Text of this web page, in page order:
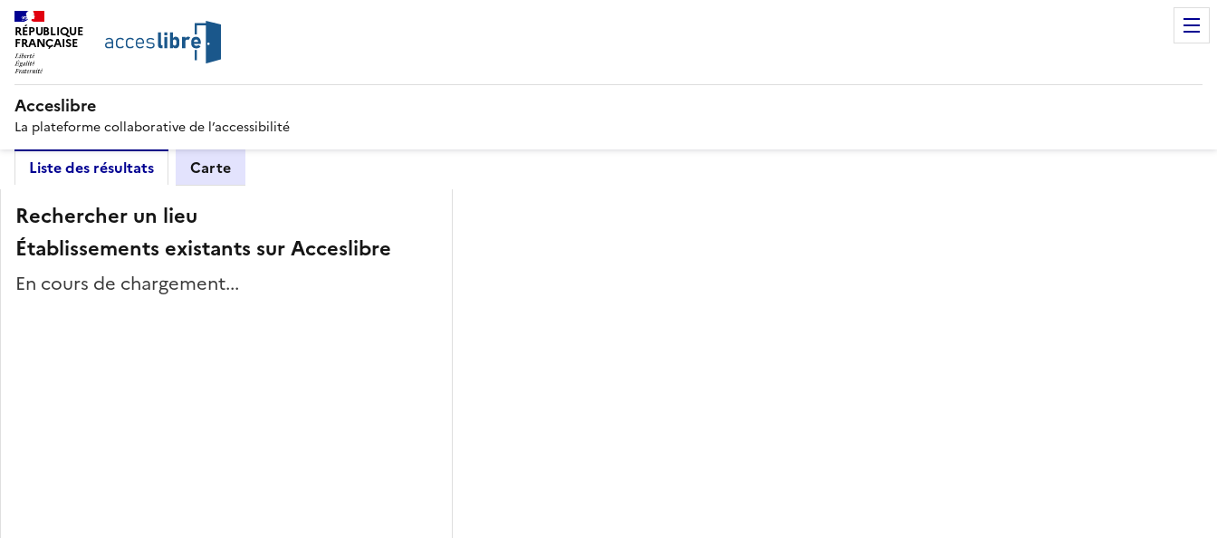
RÉPUBLIQUE
FRANÇAISE
Acceslibre
La plateforme collaborative de l’accessibilité
Liste des résultats Carte
Rechercher un lieu
Établissements existants sur Acceslibre
En cours de chargement...